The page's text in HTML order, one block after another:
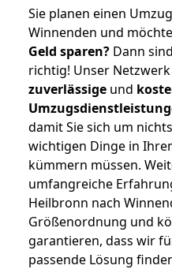
Sie planen einen
Winnenden und
Geld sparen? Dann
richtig! Unser
zuverlässige und
damit Sie sich um
wichtigen Dinge in
kümmern müssen.
umfangreiche
Heilbronn nach
Größenordnung und
garantieren, dass wir
passende Lösung